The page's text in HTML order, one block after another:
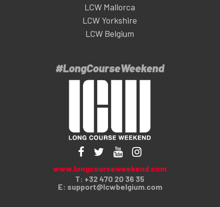
LCW Mallorca
LCW Yorkshire
LCW Belgium
#LongCourseWeekend
www.longcourseweekend.com
T: +32 470 20 36 35
E: support@lcwbelgium.com